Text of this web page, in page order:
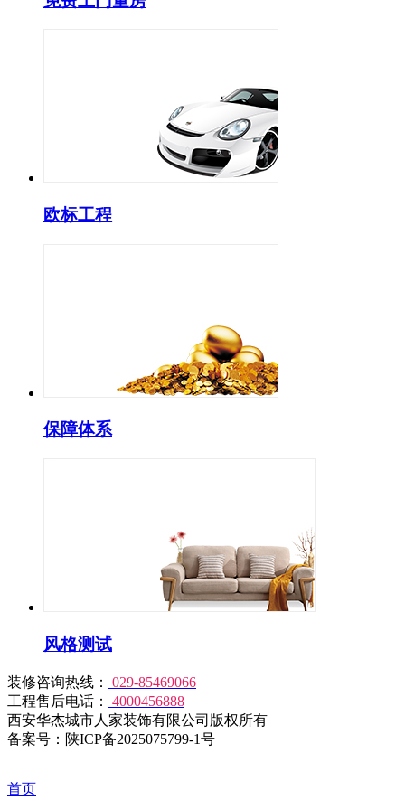
欧标工程
保障体系
风格测试
装修咨询热线：
029-85469066
工程售后电话：
4000456888
西安华杰城市人家装饰有限公司版权所有
备案号：陕ICP备2025075799-1号
首页